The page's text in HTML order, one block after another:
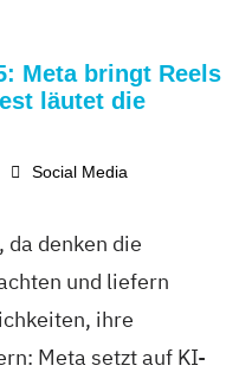
Meta bringt Reels
läutet die
Social Media
da denken die
und liefern
ihre
Meta setzt auf KI-